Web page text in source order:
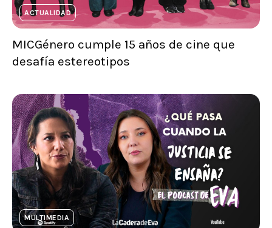
ACTUALIDAD
MICGénero cumple 15 años de cine que
desafía estereotipos
MULTIMEDIA